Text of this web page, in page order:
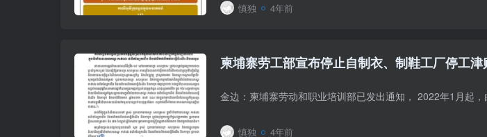
慎独 4年前
柬埔寨劳工部宣布停止自制衣、制鞋工厂停工津
慎独 4年前